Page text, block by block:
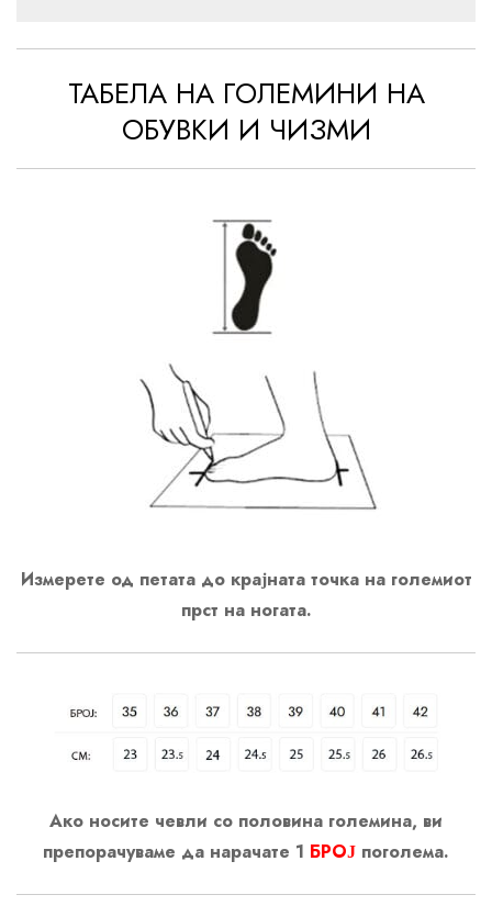
ТАБЕЛА НА ГОЛЕМИНИ НА
ОБУВКИ И ЧИЗМИ
Измерете од петата до крајната точка на големиот
прст на ногата.
Ако носите чевли со половина големина, ви
препорачуваме да нарачате 1 БРОЈ поголема.